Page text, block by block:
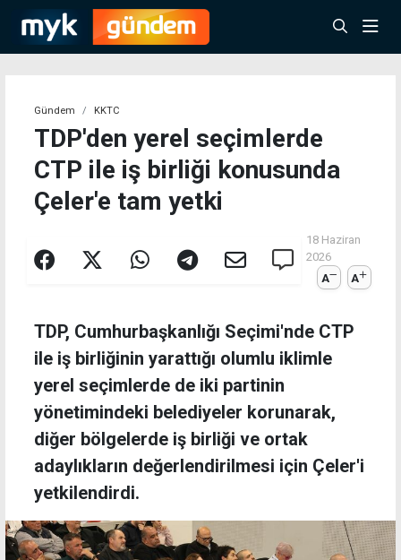
Gündem KKTC
TDP'den yerel seçimlerde
CTP ile iş birliği konusunda
Çeler'e tam yetki
18 Haziran
2026
A
A
TDP, Cumhurbaşkanlığı Seçimi'nde CTP
ile iş birliğinin yarattığı olumlu iklimle
yerel seçimlerde de iki partinin
yönetimindeki belediyeler korunarak,
diğer bölgelerde iş birliği ve ortak
adaylıkların değerlendirilmesi için Çeler'i
yetkilendirdi.